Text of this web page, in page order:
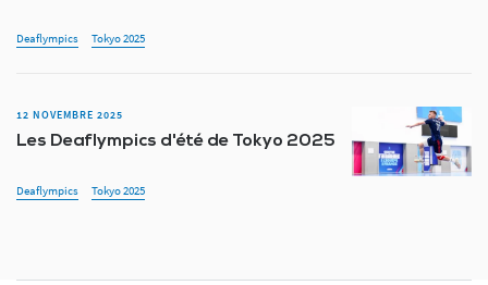
Deaflympics Tokyo 2025
12 NOVEMBRE 2025
Les Deaflympics d'été de Tokyo 2025
Deaflympics Tokyo 2025